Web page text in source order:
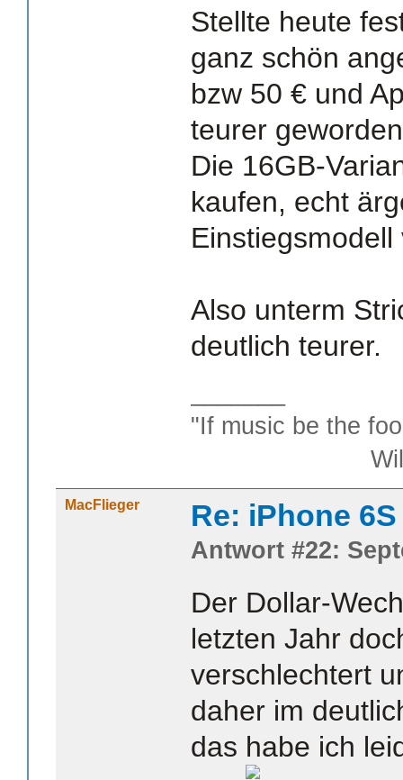
Stellte heute
ganz schön
bzw 50 € und
teurer
Die 16GB-
kaufen, echt
Also unterm
deutlich teurer.
"If music be the
William
MacFlieger Re: iPhone
Antwort #22:
Der Dollar-
letzten Jahr
verschlechtert
daher im
das habe ich